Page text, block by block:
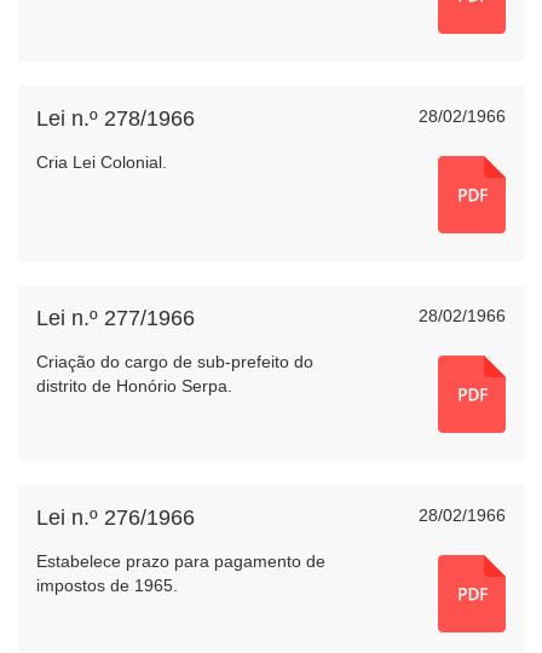
28/02/1966
Lei n.º 278/1966
Cria Lei Colonial.
28/02/1966
Lei n.º 277/1966
Criação do cargo de sub-prefeito do
distrito de Honório Serpa.
28/02/1966
Lei n.º 276/1966
Estabelece prazo para pagamento de
impostos de 1965.